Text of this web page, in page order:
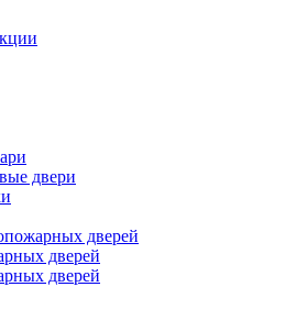
двери
дверей
дверей
дверей